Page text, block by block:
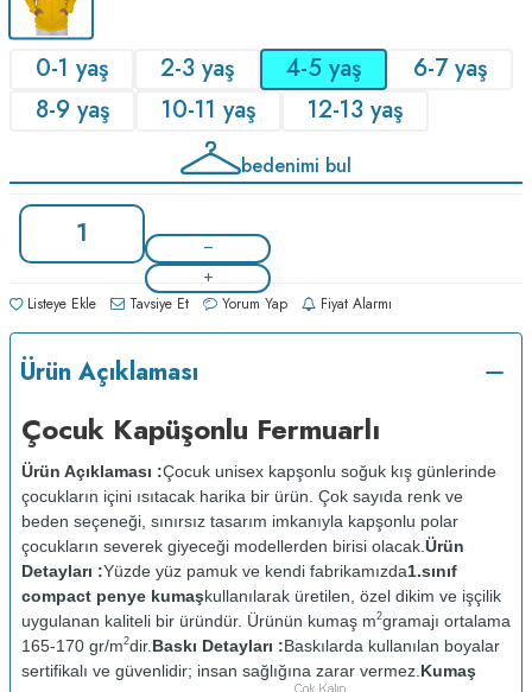
0-1 yaş 2-3 yaş 4-5 yaş
6-7 yaş
8-9 yaş
10-11 yaş 12-13 yaş
bedenimi bul
Listeye Ekle Tavsiye Et Yorum Yap Fiyat Alarmı
Ürün Açıklaması
Çocuk Kapüşonlu Fermuarlı
Ürün Açıklaması :Çocuk unisex kapşonlu soğuk kış günlerinde
çocukların içini ısıtacak harika bir ürün. Çok sayıda renk ve
beden seçeneği, sınırsız tasarım imkanıyla kapşonlu polar
çocukların severek giyeceği modellerden birisi olacak. Ürün
Detayları :Yüzde yüz pamuk ve kendi fabrikamızda1.sınıf
compact penye kumaşkullanılarak üretilen, özel dikim ve işçilik
uygulanan kaliteli bir üründür. Ürünün kumaş m2gramajı ortalama
165-170 gr/m2dir. Baskı Detayları :Baskılarda kullanılan boyalar
sertifikalı ve güvenlidir; insan sağlığına zarar vermez. Kumaş